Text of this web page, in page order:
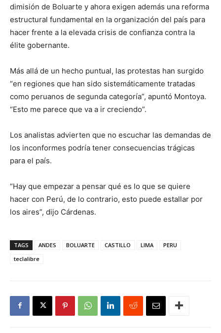
dimisión de Boluarte y ahora exigen además una reforma
estructural fundamental en la organización del país para
hacer frente a la elevada crisis de confianza contra la
élite gobernante.
Más allá de un hecho puntual, las protestas han surgido
“en regiones que han sido sistemáticamente tratadas
como peruanos de segunda categoría”, apuntó Montoya.
“Esto me parece que va a ir creciendo”.
Los analistas advierten que no escuchar las demandas de
los inconformes podría tener consecuencias trágicas
para el país.
“Hay que empezar a pensar qué es lo que se quiere
hacer con Perú, de lo contrario, esto puede estallar por
los aires”, dijo Cárdenas.
TAGS ANDES BOLUARTE CASTILLO LIMA
PERU
teclalibre